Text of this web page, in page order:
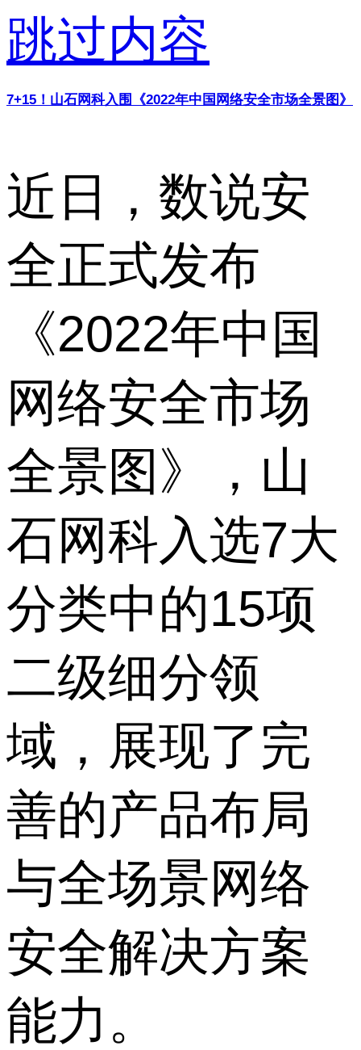
跳过内容
7+15！山石网科入围《2022年中国网络安全市场全景图》
近日，数说安
全正式发布
《2022年中国
网络安全市场
全景图》，山
石网科入选7大
分类中的15项
二级细分领
域，展现了完
善的产品布局
与全场景网络
安全解决方案
能力。